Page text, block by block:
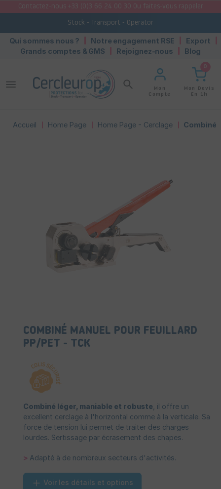
Contactez-nous +33 (0)3 66 24 00 30 Ou faites-vous rappeler
Stock - Transport - Operator
Qui sommes nous ? Notre engagement RSE
Export
Grands comptes & GMS
Rejoignez-nous Blog
search
Mon
Compte
0
Mon Devis
En 1h
menu
Accueil Home Page Home Page - Cerclage Combiné
COMBINÉ MANUEL POUR FEUILLARD
PP/PET - TCK
Combiné léger, maniable et robuste , il offre un
excellent cerclage à l'horizontal comme à la verticale. Sa
force de tension lui permet de traiter des charges
lourdes. Sertissage par écrasement des chapes.
> Adapté à de nombreux secteurs d'activités.
Voir les détails et options